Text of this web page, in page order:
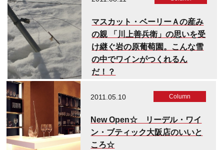
マスカット・ベーリーＡの産み
の親 「川上善兵衛」の思いを受
け継ぐ岩の原葡萄園。こんな雪
の中でワインがつくれるん
だ！？
2011.05.10 Column
New Open☆ リーデル・ワイ
ン・ブティック大阪店のいいと
ころ☆